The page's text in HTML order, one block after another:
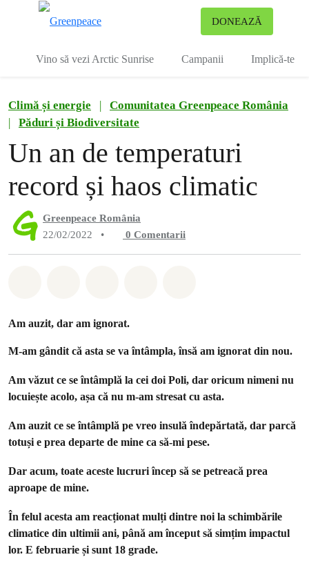
DONEAZĂ
Vino să vezi Arctic Sunrise Campanii Implică-te
Climă și energie |
Comunitatea Greenpeace România
|
Păduri și Biodiversitate
Un an de temperaturi
record și haos climatic
Greenpeace România
22/02/2022
• 0 Comentarii
Am auzit, dar am ignorat.
M-am gândit că asta se va întâmpla, însă am ignorat din nou.
Am văzut ce se întâmplă la cei doi Poli, dar oricum nimeni nu
locuiește acolo, așa că nu m-am stresat cu asta.
Am auzit ce se întâmplă pe vreo insulă îndepărtată, dar parcă
totuși e prea departe de mine ca să-mi pese.
Dar acum, toate aceste lucruri încep să se petreacă prea
aproape de mine.
În felul acesta am reacționat mulți dintre noi la schimbările
climatice din ultimii ani, până am început să simțim impactul
lor. E februarie și sunt 18 grade.